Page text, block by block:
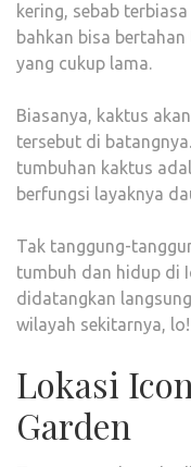
kering, sebab
bahkan bisa
yang cukup lama.
Biasanya, kaktus
tersebut di
tumbuhan kaktus
berfungsi layaknya
Tak tanggung-
tumbuh dan hidup di
didatangkan
wilayah sekitarnya, lo!
Lokasi
Garden